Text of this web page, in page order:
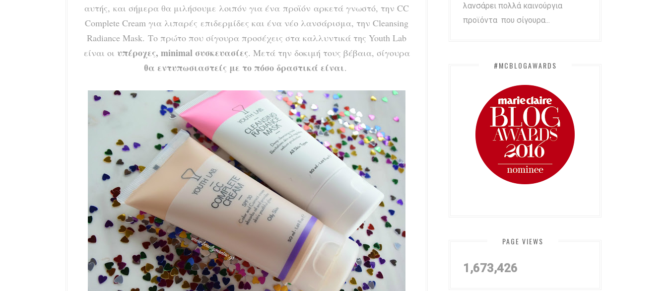
αυτής, και σήμερα θα μιλήσουμε λοιπόν για ένα προϊόν αρκετά γνωστό, την CC
Complete Cream για λιπαρές επιδερμίδες και ένα νέο λανσάρισμα, την Cleansing
Radiance Mask. Το πρώτο που σίγουρα προσέχεις στα καλλυντικά της Youth Lab
είναι οι υπέροχες, minimal συσκευασίες. Μετά την δοκιμή τους βέβαια, σίγουρα
θα εντυπωσιαστείς με το πόσο δραστικά είναι.
λανσάρει πολλά καινούργια
προϊόντα που σίγουρα...
#MCBLOGAWARDS
PAGE VIEWS
1,673,426